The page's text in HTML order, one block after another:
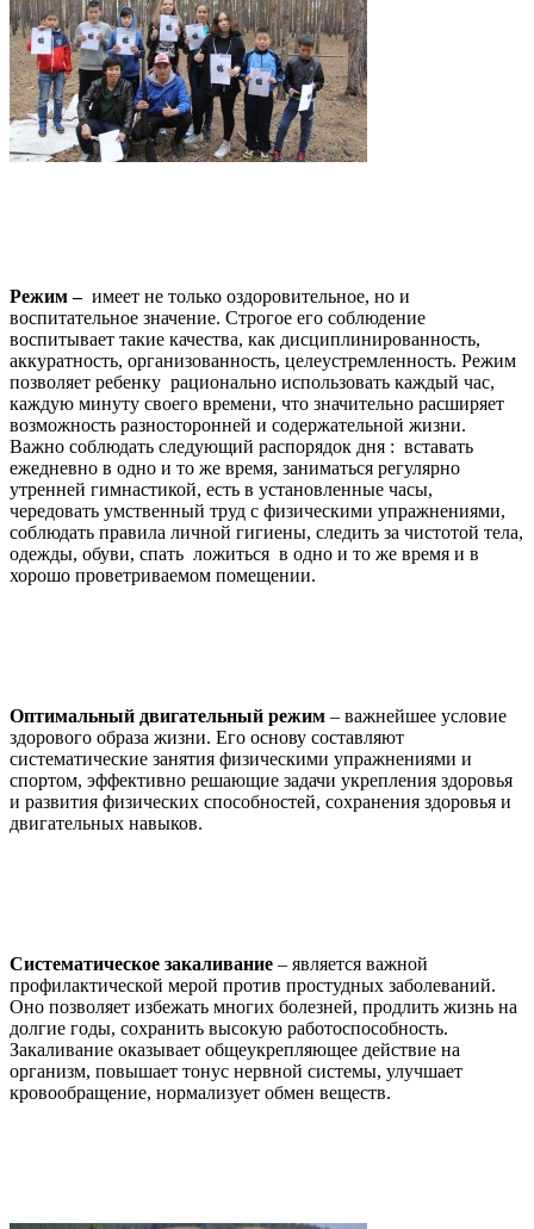
Режим – имеет не только оздоровительное, но и
воспитательное значение. Строгое его соблюдение
воспитывает такие качества, как дисциплинированность,
аккуратность, организованность, целеустремленность. Режим
позволяет ребенку рационально использовать каждый час,
каждую минуту своего времени, что значительно расширяет
возможность разносторонней и содержательной жизни.
Важно соблюдать следующий распорядок дня : вставать
ежедневно в одно и то же время, заниматься регулярно
утренней гимнастикой, есть в установленные часы,
чередовать умственный труд с физическими упражнениями,
соблюдать правила личной гигиены, следить за чистотой тела,
одежды, обуви, спать ложиться в одно и то же время и в
хорошо проветриваемом помещении.
Оптимальный двигательный режим – важнейшее условие
здорового образа жизни. Его основу составляют
систематические занятия физическими упражнениями и
спортом, эффективно решающие задачи укрепления здоровья
и развития физических способностей, сохранения здоровья и
двигательных навыков.
Систематическое закаливание – является важной
профилактической мерой против простудных заболеваний.
Оно позволяет избежать многих болезней, продлить жизнь на
долгие годы, сохранить высокую работоспособность.
Закаливание оказывает общеукрепляющее действие на
организм, повышает тонус нервной системы, улучшает
кровообращение, нормализует обмен веществ.